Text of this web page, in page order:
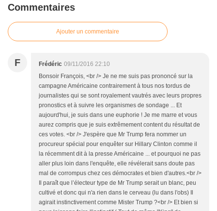
Commentaires
Ajouter un commentaire
F Frédéric 09/11/2016 22:10
Bonsoir François, <br /> Je ne me suis pas prononcé sur la
campagne Américaine contrairement à tous nos tordus de
journalistes qui se sont royalement vautrés avec leurs propres
pronostics et à suivre les organismes de sondage ... Et
aujourd'hui, je suis dans une euphorie ! Je me marre et vous
aurez compris que je suis extrêmement content du résultat de
ces votes. <br /> J'espère que Mr Trump fera nommer un
procureur spécial pour enquêter sur Hillary Clinton comme il
la récemment dit à la presse Américaine ... et pourquoi ne pas
aller plus loin dans l'enquête, elle révélerait sans doute pas
mal de corrompus chez ces démocrates et bien d'autres.<br />
Il paraît que l’électeur type de Mr Trump serait un blanc, peu
cultivé et donc qui n'a rien dans le cerveau (lu dans l'obs) Il
agirait instinctivement comme Mister Trump ?<br /> Et bien si